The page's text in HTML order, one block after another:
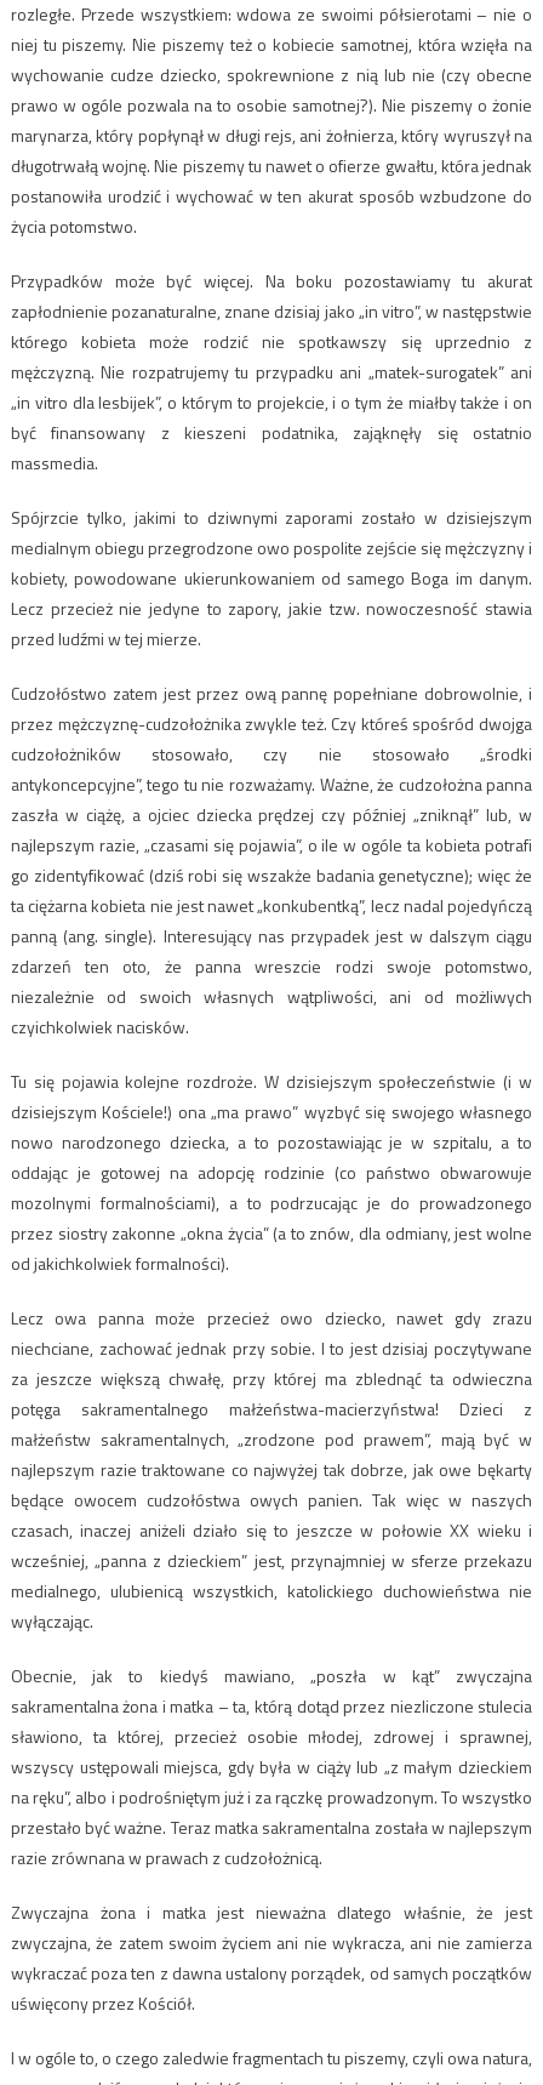
rozległe. Przede wszystkiem: wdowa ze swoimi półsierotami – nie o
niej tu piszemy. Nie piszemy też o kobiecie samotnej, która wzięła na
wychowanie cudze dziecko, spokrewnione z nią lub nie (czy obecne
prawo w ogóle pozwala na to osobie samotnej?). Nie piszemy o żonie
marynarza, który popłynął w długi rejs, ani żołnierza, który wyruszył na
długotrwałą wojnę. Nie piszemy tu nawet o ofierze gwałtu, która jednak
postanowiła urodzić i wychować w ten akurat sposób wzbudzone do
życia potomstwo.
Przypadków może być więcej. Na boku pozostawiamy tu akurat
zapłodnienie pozanaturalne, znane dzisiaj jako „in vitro”, w następstwie
którego kobieta może rodzić nie spotkawszy się uprzednio z
mężczyzną. Nie rozpatrujemy tu przypadku ani „matek-surogatek” ani
„in vitro dla lesbijek”, o którym to projekcie, i o tym że miałby także i on
być finansowany z kieszeni podatnika, zająknęły się ostatnio
massmedia.
Spójrzcie tylko, jakimi to dziwnymi zaporami zostało w dzisiejszym
medialnym obiegu przegrodzone owo pospolite zejście się mężczyzny i
kobiety, powodowane ukierunkowaniem od samego Boga im danym.
Lecz przecież nie jedyne to zapory, jakie tzw. nowoczesność stawia
przed ludźmi w tej mierze.
Cudzołóstwo zatem jest przez ową pannę popełniane dobrowolnie, i
przez mężczyznę-cudzołożnika zwykle też. Czy któreś spośród dwojga
cudzołożników stosowało, czy nie stosowało „środki
antykoncepcyjne”, tego tu nie rozważamy. Ważne, że cudzołożna panna
zaszła w ciążę, a ojciec dziecka prędzej czy później „zniknął” lub, w
najlepszym razie, „czasami się pojawia”, o ile w ogóle ta kobieta potrafi
go zidentyfikować (dziś robi się wszakże badania genetyczne); więc że
ta ciężarna kobieta nie jest nawet „konkubentką”, lecz nadal pojedyńczą
panną (ang. single). Interesujący nas przypadek jest w dalszym ciągu
zdarzeń ten oto, że panna wreszcie rodzi swoje potomstwo,
niezależnie od swoich własnych wątpliwości, ani od możliwych
czyichkolwiek nacisków.
Tu się pojawia kolejne rozdroże. W dzisiejszym społeczeństwie (i w
dzisiejszym Kościele!) ona „ma prawo” wyzbyć się swojego własnego
nowo narodzonego dziecka, a to pozostawiając je w szpitalu, a to
oddając je gotowej na adopcję rodzinie (co państwo obwarowuje
mozolnymi formalnościami), a to podrzucając je do prowadzonego
przez siostry zakonne „okna życia” (a to znów, dla odmiany, jest wolne
od jakichkolwiek formalności).
Lecz owa panna może przecież owo dziecko, nawet gdy zrazu
niechciane, zachować jednak przy sobie. I to jest dzisiaj poczytywane
za jeszcze większą chwałę, przy której ma zblednąć ta odwieczna
potęga sakramentalnego małżeństwa-macierzyństwa! Dzieci z
małżeństw sakramentalnych, „zrodzone pod prawem”, mają być w
najlepszym razie traktowane co najwyżej tak dobrze, jak owe bękarty
będące owocem cudzołóstwa owych panien. Tak więc w naszych
czasach, inaczej aniżeli działo się to jeszcze w połowie XX wieku i
wcześniej, „panna z dzieckiem” jest, przynajmniej w sferze przekazu
medialnego, ulubienicą wszystkich, katolickiego duchowieństwa nie
wyłączając.
Obecnie, jak to kiedyś mawiano, „poszła w kąt” zwyczajna
sakramentalna żona i matka – ta, którą dotąd przez niezliczone stulecia
sławiono, ta której, przecież osobie młodej, zdrowej i sprawnej,
wszyscy ustępowali miejsca, gdy była w ciąży lub „z małym dzieckiem
na ręku”, albo i podrośniętym już i za rączkę prowadzonym. To wszystko
przestało być ważne. Teraz matka sakramentalna została w najlepszym
razie zrównana w prawach z cudzołożnicą.
Zwyczajna żona i matka jest nieważna dlatego właśnie, że jest
zwyczajna, że zatem swoim życiem ani nie wykracza, ani nie zamierza
wykraczać poza ten z dawna ustalony porządek, od samych początków
uświęcony przez Kościół.
I w ogóle to, o czego zaledwie fragmentach tu piszemy, czyli owa natura,